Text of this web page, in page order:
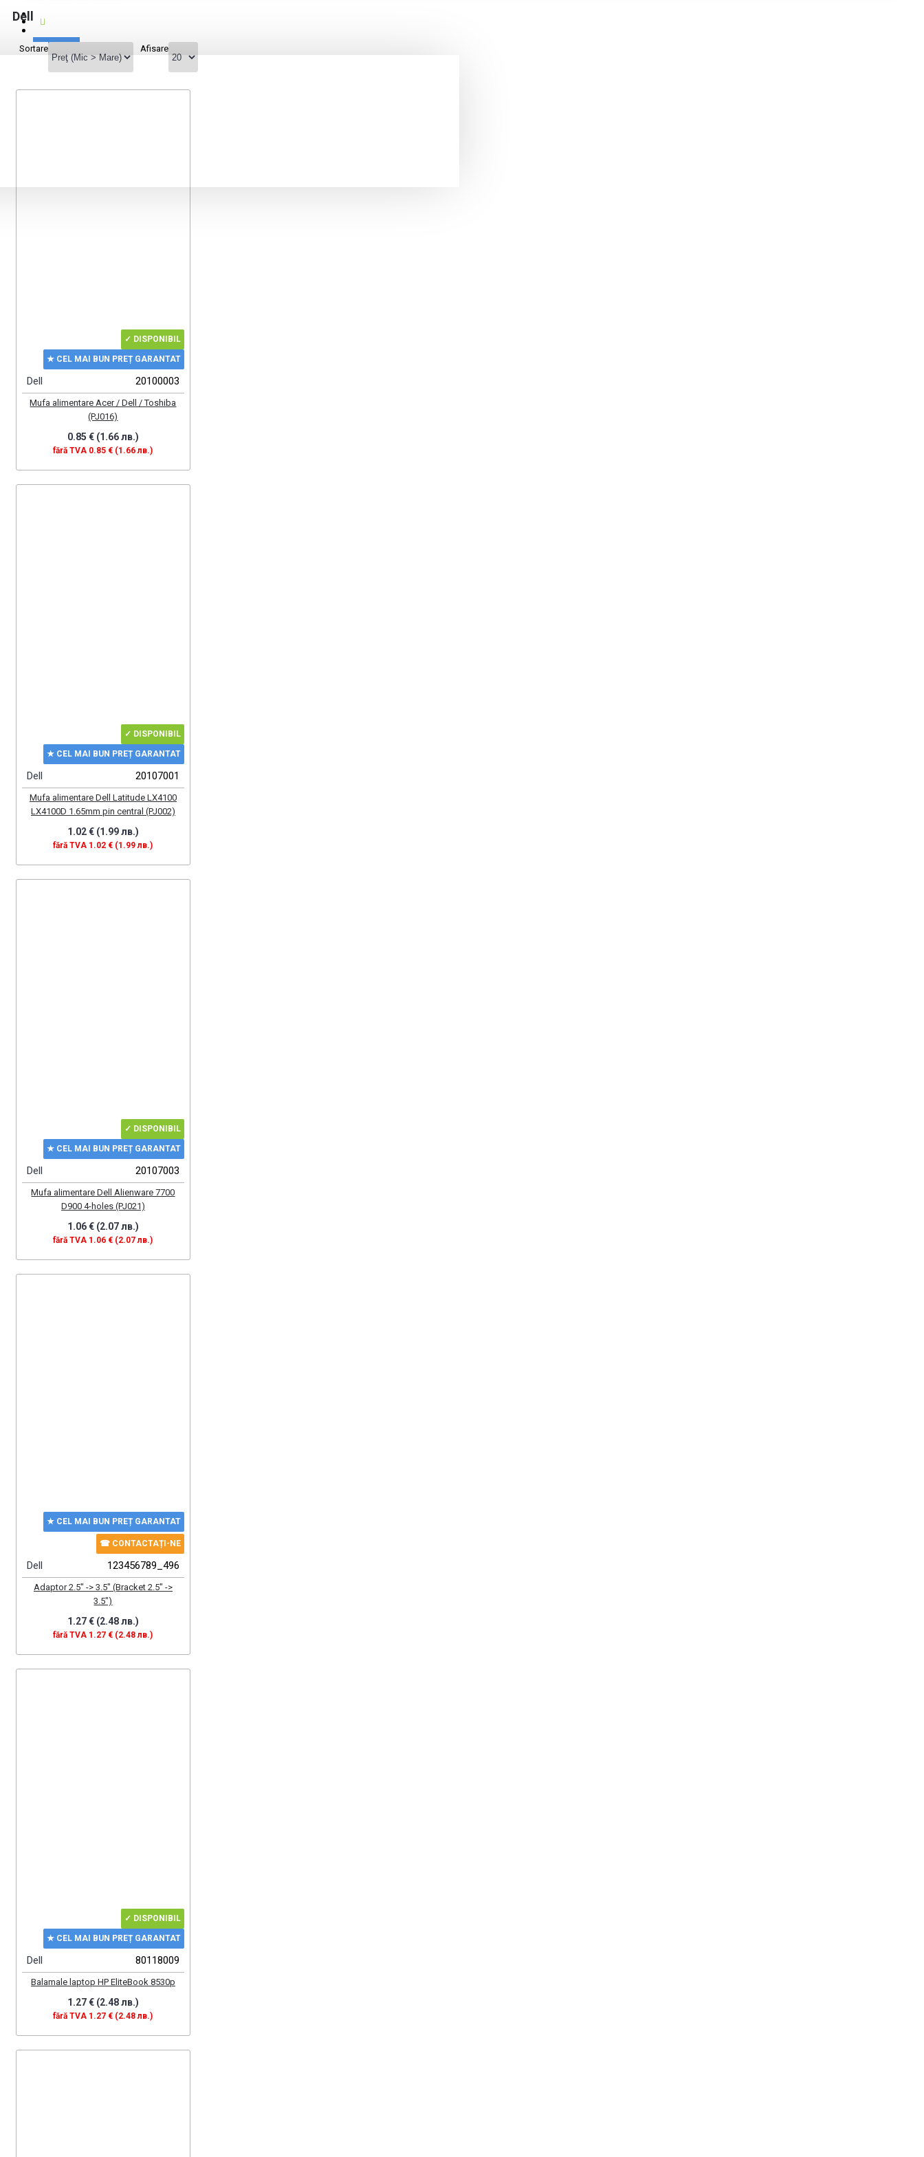
CONTACTE
SERVICII
Dell
Sortare Afisare
✓ DISPONIBIL
★ CEL MAI BUN PREȚ GARANTAT
Dell 20100003
Mufa alimentare Acer / Dell / Toshiba
(PJ016)
0.85 € (1.66 лв.)
fără TVA 0.85 € (1.66 лв.)
✓ DISPONIBIL
★ CEL MAI BUN PREȚ GARANTAT
Dell 20107001
Mufa alimentare Dell Latitude LX4100
LX4100D 1.65mm pin central (PJ002)
1.02 € (1.99 лв.)
fără TVA 1.02 € (1.99 лв.)
✓ DISPONIBIL
★ CEL MAI BUN PREȚ GARANTAT
Dell 20107003
Mufa alimentare Dell Alienware 7700
D900 4-holes (PJ021)
1.06 € (2.07 лв.)
fără TVA 1.06 € (2.07 лв.)
★ CEL MAI BUN PREȚ GARANTAT
☎ CONTACTAȚI-NE
Dell 123456789_496
Adaptor 2.5" -> 3.5" (Bracket 2.5" ->
3.5")
1.27 € (2.48 лв.)
fără TVA 1.27 € (2.48 лв.)
✓ DISPONIBIL
★ CEL MAI BUN PREȚ GARANTAT
Dell 80118009
Balamale laptop HP EliteBook 8530p
1.27 € (2.48 лв.)
fără TVA 1.27 € (2.48 лв.)